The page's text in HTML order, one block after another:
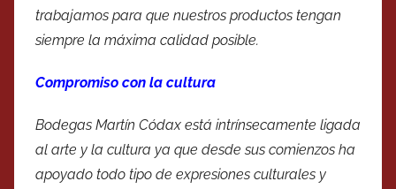
trabajamos para que nuestros productos tengan
siempre la máxima calidad posible.
Compromiso con la cultura
Bodegas Martín Códax está intrínsecamente ligada
al arte y la cultura ya que desde sus comienzos ha
apoyado todo tipo de expresiones culturales y